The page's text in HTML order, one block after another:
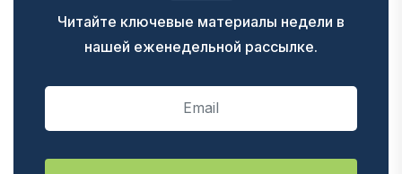
Читайте ключевые материалы недели в
нашей еженедельной рассылке.